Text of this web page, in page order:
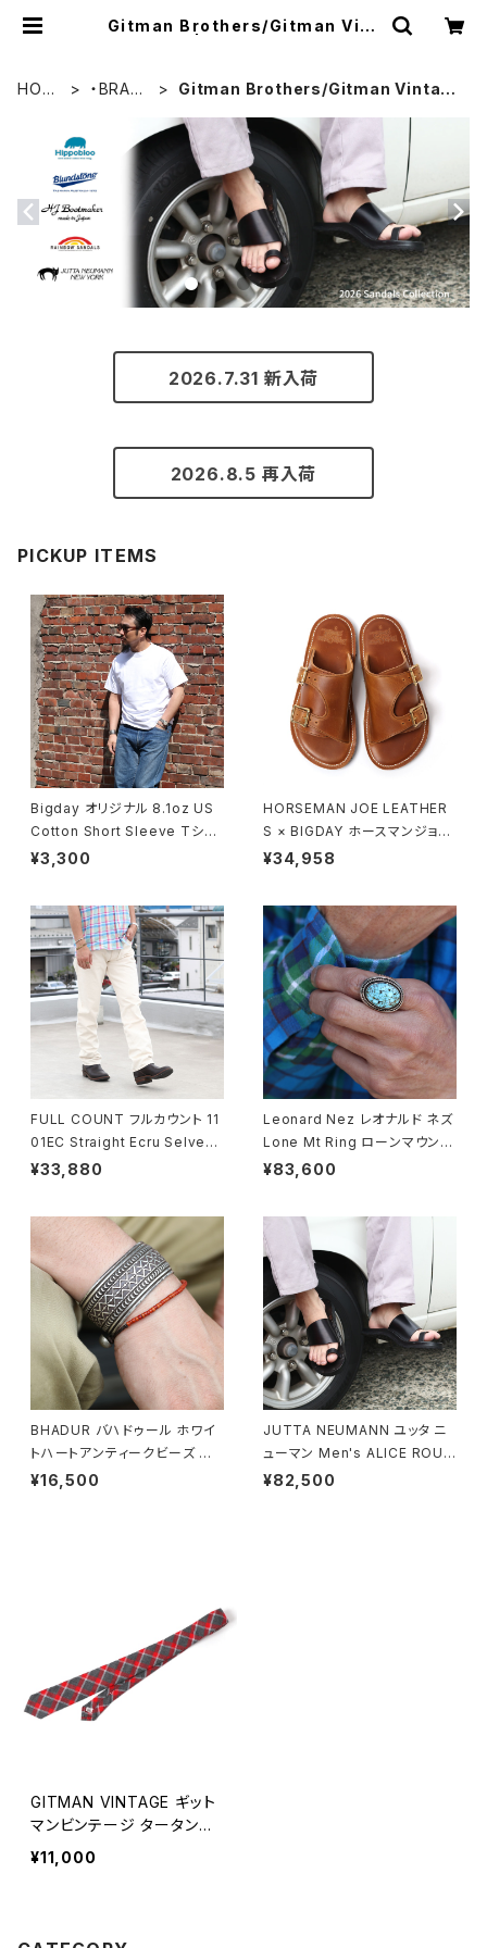
Gitman Brothers/Gitman Vint
HOM
・BRAN
Gitman Brothers/Gitman Vintag
2026.7.31 新入荷
2026.8.5 再入荷
PICKUP ITEMS
Bigday オリジナル 8.1oz US
Cotton Short Sleeve Tシャ
ツ 半袖 無地Tシャツ USコット
¥3,300
HORSEMAN JOE LEATHER
S × BIGDAY ホースマンジョー
ダブルモンクストラップサンダル
¥34,958
FULL COUNT フルカウント 11
01EC Straight Ecru Selved
ge Denim ストレートセルビッ
¥33,880
Leonard Nez レオナルド ネズ
Lone Mt Ring ローンマウンテ
ンターコイズリング 15号 ナバホ
¥83,600
BHADUR バハドゥール ホワイ
トハートアンティークビーズ ブ
レスレット 金赤 #b126 日本製
¥16,500
JUTTA NEUMANN ユッタ ニ
ューマン Men's ALICE ROUN
D アリス ラウンド サンダル レザ
¥82,500
GITMAN VINTAGE ギット
マンビンテージ タータンチ
ェック ネクタイ レギュラー
サイズ 全3色
¥11,000